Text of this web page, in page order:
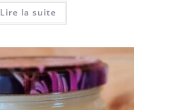
Lire la suite